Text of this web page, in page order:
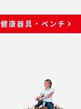
健康器具・ベンチ